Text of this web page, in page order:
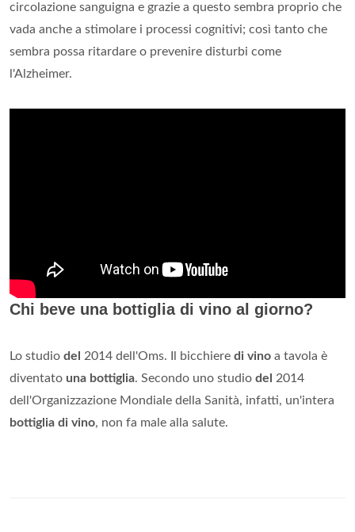
circolazione sanguigna e grazie a questo sembra proprio che
vada anche a stimolare i processi cognitivi; così tanto che
sembra possa ritardare o prevenire disturbi come
l'Alzheimer.
Chi beve una bottiglia di vino al giorno?
Lo studio del 2014 dell'Oms. Il bicchiere di vino a tavola è
diventato una bottiglia. Secondo uno studio del
2014
dell'Organizzazione Mondiale della Sanità, infatti, un'intera
bottiglia di vino, non fa male alla salute.